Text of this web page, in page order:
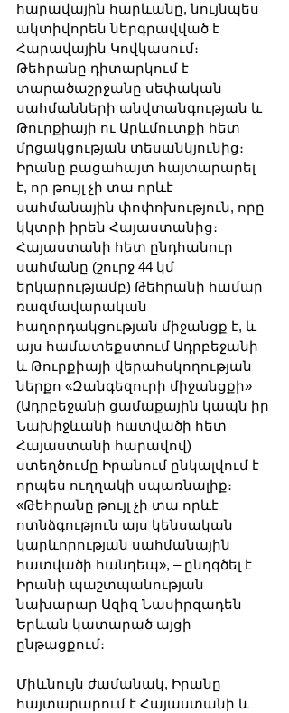
հարավային հարևանը, նույնպես
ակտիվորեն ներգրավված է
Հարավային Կովկասում։
Թեհրանը դիտարկում է
տարածաշրջանը սեփական
սահմանների անվտանգության և
Թուրքիայի ու Արևմուտքի հետ
մրցակցության տեսանկյունից։
Իրանը բացահայտ հայտարարել
է, որ թույլ չի տա որևէ
սահմանային փոփոխություն, որը
կկտրի իրեն Հայաստանից։
Հայաստանի հետ ընդհանուր
սահմանը (շուրջ 44 կմ
երկարությամբ) Թեհրանի համար
ռազմավարական
հաղորդակցության միջանցք է, և
այս համատեքստում Ադրբեջանի
և Թուրքիայի վերահսկողության
ներքո «Զանգեզուրի միջանցքի»
(Ադրբեջանի ցամաքային կապն իր
Նախիջևանի հատվածի հետ
Հայաստանի հարավով)
ստեղծումը Իրանում ընկալվում է
որպես ուղղակի սպառնալիք։
«Թեհրանը թույլ չի տա որևէ
ոտնձգություն այս կենսական
կարևորության սահմանային
հատվածի հանդեպ», – ընդգծել է
Իրանի պաշտպանության
նախարար Ազիզ Նասիրզադեն
Երևան կատարած այցի
ընթացքում։
Միևնույն ժամանակ, Իրանը
հայտարարում է Հայաստանի և